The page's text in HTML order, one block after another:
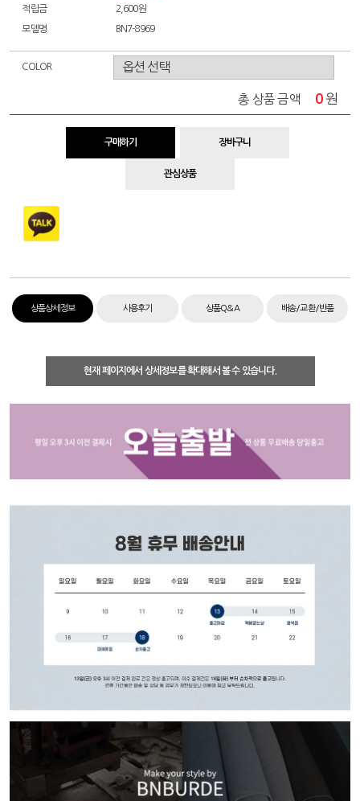
적립금 2,600원
모델명 BN7-8969
COLOR
총 상품 금액 0 원
구매하기 장바구니
관심상품
상품상세정보 사용후기 상품Q&A 배송/교환/반품
현재 페이지에서 상세정보를 확대해서 볼 수 있습니다.